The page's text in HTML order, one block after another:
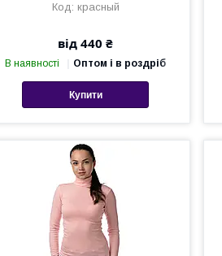
красный
від 440 ₴
В наявності Оптом і в роздріб
Купити